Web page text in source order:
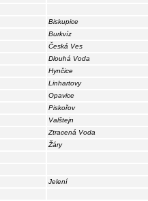
Biskupice
Burkvíz
Česká Ves
Dlouhá Voda
Hynčice
Linhartovy
Opavice
Piskořov
Valštejn
Ztracená Voda
Žáry
Jelení